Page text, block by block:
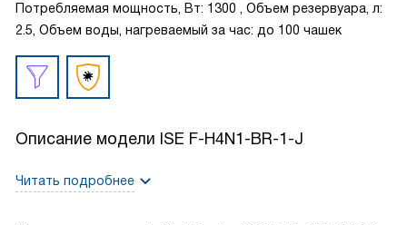
Потребляемая мощность, Вт: 1300 , Объем резервуара, л:
2.5, Объем воды, нагреваемый за час: до 100 чашек
Описание модели ISE F-H4N1-BR-1-J
Читать подробнее